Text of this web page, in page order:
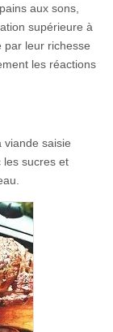
aux sons,
supérieure à
par leur richesse
les réactions
viande saisie
les sucres et